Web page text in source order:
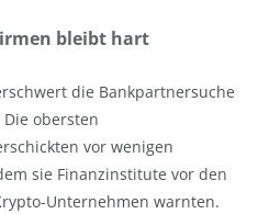
bleibt hart
die Bankpartnersuche
obersten
vor wenigen
sie Finanzinstitute vor den
Unternehmen warnten.